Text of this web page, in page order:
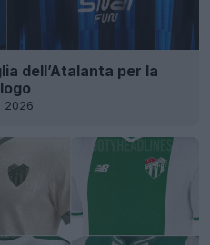
dell’Atalanta per la
2026